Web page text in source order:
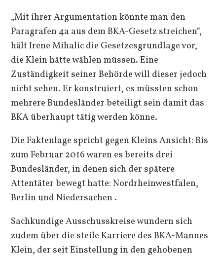
„Mit ihrer Argumentation könnte man den
Paragrafen 4a aus dem BKA-Gesetz streichen“,
hält Irene Mihalic die Gesetzesgrundlage vor,
die Klein hätte wählen müssen. Eine
Zuständigkeit seiner Behörde will dieser jedoch
nicht sehen. Er konstruiert, es müssten schon
mehrere Bundesländer beteiligt sein damit das
BKA überhaupt tätig werden könne.
Die Faktenlage spricht gegen Kleins Ansicht: Bis
zum Februar 2016 waren es bereits drei
Bundesländer, in denen sich der spätere
Attentäter bewegt hatte: Nordrheinwestfalen,
Berlin und Niedersachen .
Sachkundige Ausschusskreise wundern sich
zudem über die steile Karriere des BKA-Mannes
Klein, der seit Einstellung in den gehobenen